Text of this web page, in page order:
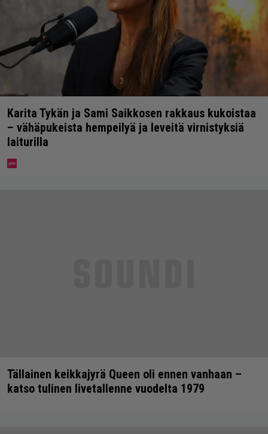
Karita Tykän ja Sami Saikkosen rakkaus kukoistaa
– vähäpukeista hempeilyä ja leveitä virnistyksiä
laiturilla
Tällainen keikkajyrä Queen oli ennen vanhaan –
katso tulinen livetallenne vuodelta 1979